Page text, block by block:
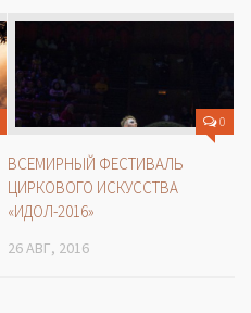
0
ВСЕМИРНЫЙ ФЕСТИВАЛЬ
ЦИРКОВОГО ИСКУССТВА
«ИДОЛ-2016»
26 АВГ, 2016